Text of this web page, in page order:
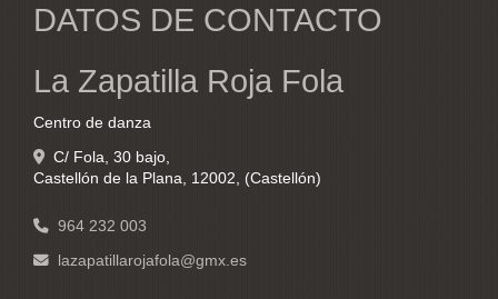
DATOS DE CONTACTO
La Zapatilla Roja Fola
Centro de danza
C/ Fola, 30 bajo,
Castellón de la Plana
12002 (Castellón)
964 232 003
lazapatillarojafola gmx.es